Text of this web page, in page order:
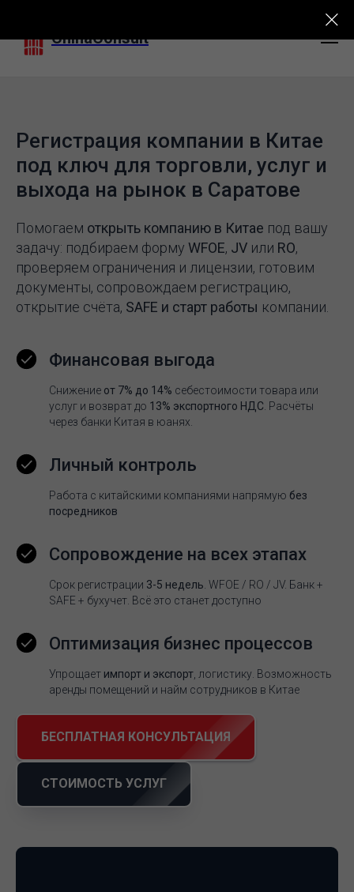
ChinaConsult
Регистрация компании в Китае
под ключ для торговли, услуг и
выхода на рынок в Саратове
Помогаем открыть компанию в Китае под вашу
задачу: подбираем форму WFOE, JV или RO,
проверяем ограничения и лицензии, готовим
документы, сопровождаем регистрацию,
открытие счёта, SAFE и старт работы компании.
Финансовая выгода
Снижение от 7% до 14% себестоимости товара или
услуг и возврат до 13% экспортного НДС . Расчёты
через банки Китая в юанях.
Личный контроль
Работа с китайскими компаниями напрямую без
посредников
Сопровождение на всех этапах
Срок регистрации 3-5 недель . WFOE / RO / JV. Банк +
SAFE + бухучет. Всё это станет доступно
Оптимизация бизнес процессов
Упрощает импорт и экспорт , логистику. Возможность
аренды помещений и найм сотрудников в Китае
БЕСПЛАТНАЯ КОНСУЛЬТАЦИЯ
СТОИМОСТЬ УСЛУГ